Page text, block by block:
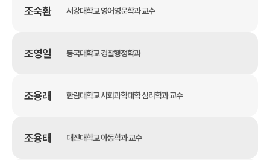
조숙환 서강대학교 영어영문학과 교수
조영일 동국대학교 경찰행정학과
조용래 한림대학교 사회과학대학 심리학과 교수
조용태 대진대학교 아동학과 교수